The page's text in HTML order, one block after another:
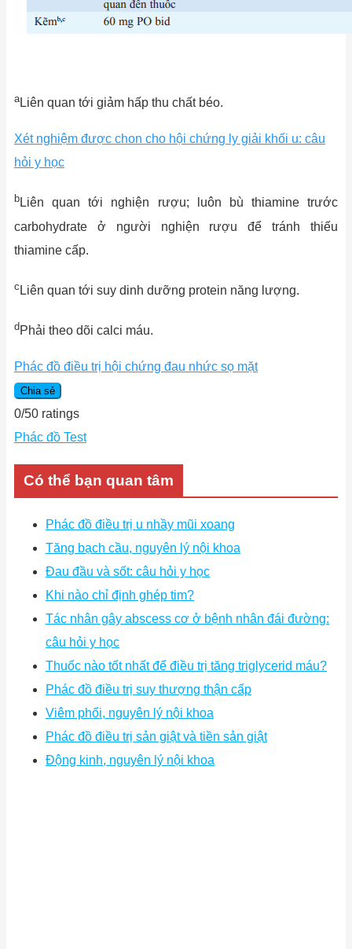
aLiên quan tới giảm hấp thu chất béo.
Xét nghiệm được chon cho hội chứng ly giải khối u: câu
hỏi y học
bLiên quan tới nghiện rượu; luôn bù thiamine trước
carbohydrate ở người nghiện rượu để tránh thiếu
thiamine cấp.
c Liên quan tới suy dinh dưỡng protein năng lượng.
d Phải theo dõi calci máu.
Phác đồ điều trị hội chứng đau nhức sọ mặt
Chia sẻ
0/50 ratings
Phác đồ Test
Có thể bạn quan tâm
Phác đồ điều trị u nhầy mũi xoang
Tăng bạch cầu, nguyên lý nội khoa
Đau đầu và sốt: câu hỏi y học
Khi nào chỉ định ghép tim?
Tác nhân gây abscess cơ ở bệnh nhân đái đường:
câu hỏi y học
Thuốc nào tốt nhất để điều trị tăng triglycerid máu?
Phác đồ điều trị suy thượng thận cấp
Viêm phổi, nguyên lý nội khoa
Phác đồ điều trị sản giật và tiền sản giật
Động kinh, nguyên lý nội khoa